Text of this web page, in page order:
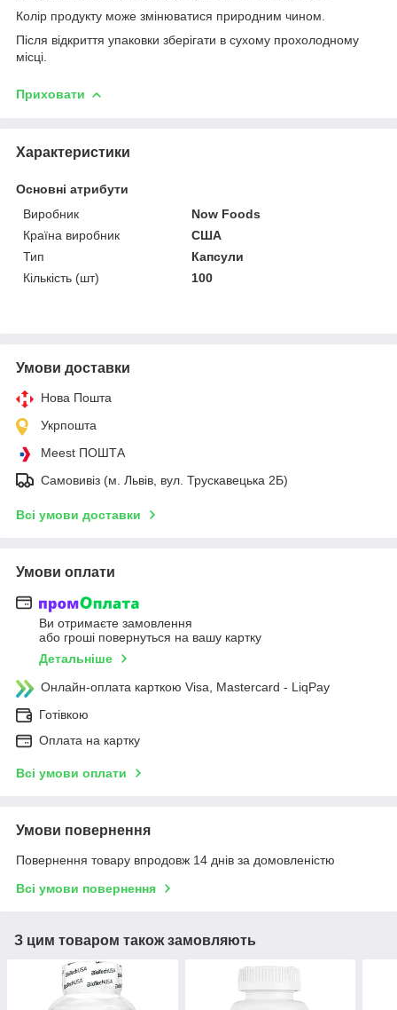
Колір продукту може змінюватися природним чином.
Після відкриття упаковки зберігати в сухому прохолодному
місці.
Приховати
Характеристики
Основні атрибути
Виробник
Now Foods
Країна виробник
США
Тип
Капсули
Кількість (шт)
100
Умови доставки
Нова Пошта
Укрпошта
Meest ПОШТА
Самовивіз (м. Львів, вул. Трускавецька 2Б)
Всі умови доставки
Умови оплати
Ви отримаєте замовлення
або гроші повернуться на вашу картку
Детальніше
Онлайн-оплата карткою Visa, Mastercard - LiqPay
Готівкою
Оплата на картку
Всі умови оплати
Умови повернення
Повернення товару впродовж 14 днів за домовленістю
Всі умови повернення
З цим товаром також замовляють